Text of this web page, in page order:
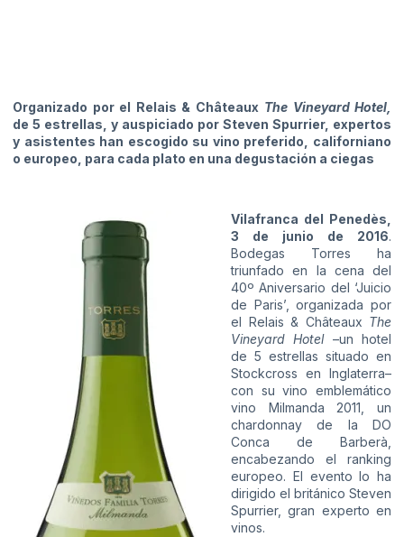
Organizado por el Relais & Châteaux The Vineyard Hotel,
de 5 estrellas, y auspiciado por Steven Spurrier, expertos
y asistentes han escogido su vino preferido, californiano
o europeo, para cada plato en una degustación a ciegas
Vilafranca del Penedès,
3 de junio de 2016.
Bodegas Torres ha
triunfado en la cena del
40º Aniversario del ‘Juicio
de Paris’, organizada por
el Relais & Châteaux The
Vineyard Hotel–un hotel
de 5 estrellas situado en
Stockcross en Inglaterra–
con su vino emblemático
vino Milmanda 2011, un
chardonnay de la DO
Conca de Barberà,
encabezando el ranking
europeo. El evento lo ha
dirigido el británico Steven
Spurrier, gran experto en
vinos.